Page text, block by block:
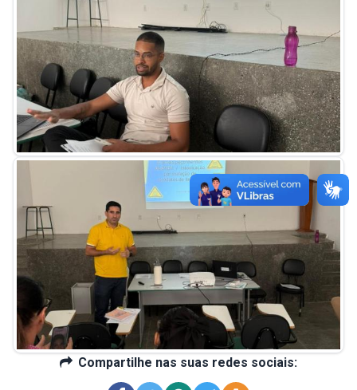
Compartilhe nas suas redes sociais: